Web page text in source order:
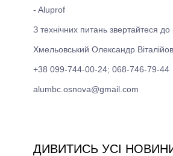
- Aluprof
З технічних питань звертайтеся до
Хмельовський Олександр
+38 099-744-00-24; 068-746-79-44
alumbc.osnova@gmail.com
ДИВИТИСЬ УСІ